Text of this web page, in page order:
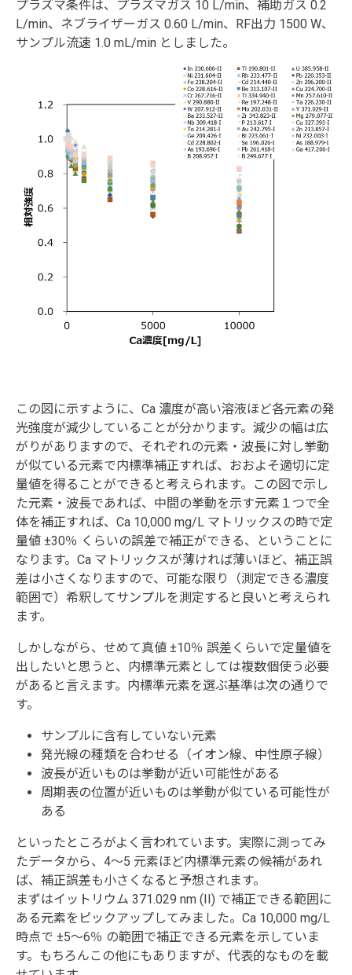
プラズマ条件は、プラズマガス 10 L/min、補助ガス 0.2
L/min、ネブライザーガス 0.60 L/min、RF出力 1500 W、
サンプル流速 1.0 mL/min としました。
この図に示すように、Ca 濃度が高い溶液ほど各元素の発
光強度が減少していることが分かります。減少の幅は広
がりがありますので、それぞれの元素・波長に対し挙動
が似ている元素で内標準補正すれば、おおよそ適切に定
量値を得ることができると考えられます。この図で示し
た元素・波長であれば、中間の挙動を示す元素１つで全
体を補正すれば、Ca 10,000 mg/L マトリックスの時で定
量値 ±30％ くらいの誤差で補正ができる、ということに
なります。Ca マトリックスが薄ければ薄いほど、補正誤
差は小さくなりますので、可能な限り（測定できる濃度
範囲で）希釈してサンプルを測定すると良いと考えられ
ます。
しかしながら、せめて真値 ±10％ 誤差くらいで定量値を
出したいと思うと、内標準元素としては複数個使う必要
があると言えます。内標準元素を選ぶ基準は次の通りで
す。
サンプルに含有していない元素
発光線の種類を合わせる（イオン線、中性原子線）
波長が近いものは挙動が近い可能性がある
周期表の位置が近いものは挙動が似ている可能性が
ある
といったところがよく言われています。実際に測ってみ
たデータから、4～5 元素ほど内標準元素の候補があれ
ば、補正誤差も小さくなると予想されます。
まずはイットリウム 371.029 nm (II) で補正できる範囲に
ある元素をピックアップしてみました。Ca 10,000 mg/L
時点で ±5～6％ の範囲で補正できる元素を示していま
す。もちろんこの他にもありますが、代表的なものを載